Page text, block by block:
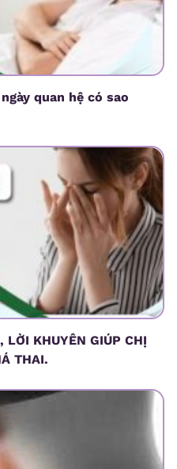
quan hệ có sao
LỜI KHUYÊN GIÚP CHỊ
THAI.